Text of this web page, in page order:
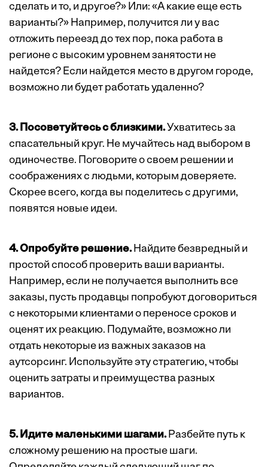
сделать и то, и другое?» Или: «А какие еще есть
варианты?» Например, получится ли у вас
отложить переезд до тех пор, пока работа в
регионе с высоким уровнем занятости не
найдется? Если найдется место в другом городе,
возможно ли будет работать удаленно?
3. Посоветуйтесь с близкими.Ухватитесь за
спасательный круг. Не мучайтесь над выбором в
одиночестве. Поговорите о своем решении и
соображениях с людьми, которым доверяете.
Скорее всего, когда вы поделитесь с другими,
появятся новые идеи.
4. Опробуйте решение.Найдите безвредный и
простой способ проверить ваши варианты.
Например, если не получается выполнить все
заказы, пусть продавцы попробуют договориться
с некоторыми клиентами о переносе сроков и
оценят их реакцию. Подумайте, возможно ли
отдать некоторые из важных заказов на
аутсорсинг. Используйте эту стратегию, чтобы
оценить затраты и преимущества разных
вариантов.
5. Идите маленькими шагами.Разбейте путь к
сложному решению на простые шаги.